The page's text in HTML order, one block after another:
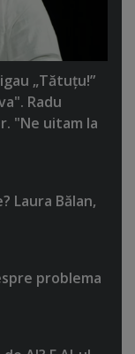
„Tătuţu!”
Radu
"Ne uitam la
Laura Bălan,
problema